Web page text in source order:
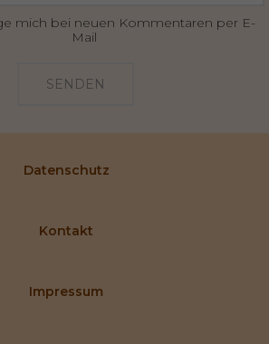
mich bei neuen Kommentaren per E-
Mail
SENDEN
Datenschutz
Kontakt
Impressum